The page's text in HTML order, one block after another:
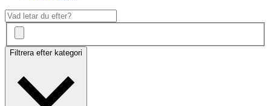
Filtrera efter kategori